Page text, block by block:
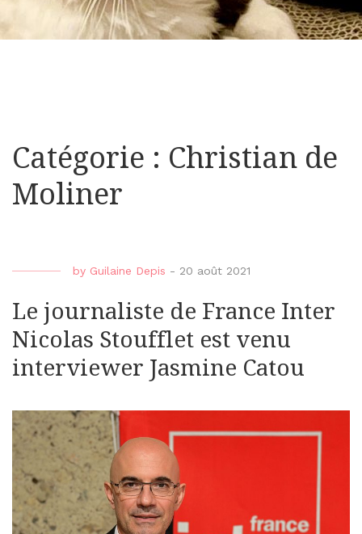
Catégorie : Christian de
Moliner
by Guilaine Depis - 20 août 2021
Le journaliste de France Inter
Nicolas Stoufflet est venu
interviewer Jasmine Catou